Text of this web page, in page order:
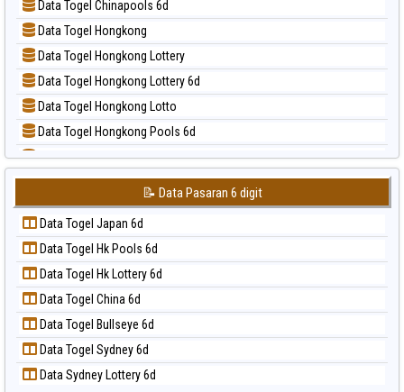
📊 Statistik Taiwan
📝 Pola Dasar North Carolina Day
📝 Pola Dasar Pcso
📝 Pola Dasar Sao Paulo
📝 Pola Dasar Singapore
📝 Pola Dasar Sydney
📝 Pola Dasar Sydney Lottery
📝 Pola Dasar Sydney Lottery 6d
📝 Pola Dasar Sydney Lotto
📝 Pola Dasar Sydney Pools 6d
📝 Pola Dasar Taipei
📝 Pola Dasar Taiwan
Data Togel Chinapools 6d
Data Togel Hongkong
Data Togel Hongkong Lottery
Data Togel Hongkong Lottery 6d
Data Togel Hongkong Lotto
Data Togel Hongkong Pools 6d
Data Togel Japan
Data Togel Japan 6d
Data Togel Korea
Data Togel Kuda Lari
Data Togel Magnum Cambodia
Data Togel Nagoya
Data Togel North Carolina Day
Data Togel Pcso
Data Togel Sao Paulo
Data Togel Singapore
📝 Data Pasaran 6 digit
Data Togel Japan 6d
Data Togel Hk Pools 6d
Data Togel Hk Lottery 6d
Data Togel China 6d
Data Togel Bullseye 6d
Data Togel Sydney 6d
Data Sydney Lottery 6d